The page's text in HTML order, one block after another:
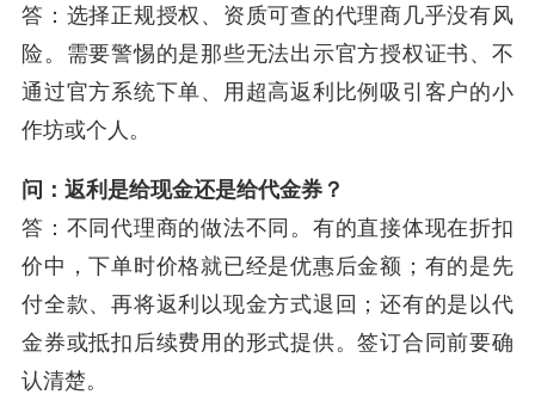
答：选择正规授权、资质可查的代理商几乎没有风
险。需要警惕的是那些无法出示官方授权证书、不
通过官方系统下单、用超高返利比例吸引客户的小
作坊或个人。
问：返利是给现金还是给代金券？
答：不同代理商的做法不同。有的直接体现在折扣
价中，下单时价格就已经是优惠后金额；有的是先
付全款、再将返利以现金方式退回；还有的是以代
金券或抵扣后续费用的形式提供。签订合同前要确
认清楚。